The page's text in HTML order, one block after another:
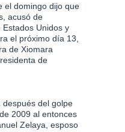
el domingo dijo que
acusó de
Unidos y
el próximo día 13,
de Xiomara
de
después del golpe
2009 al entonces
Zelaya, esposo